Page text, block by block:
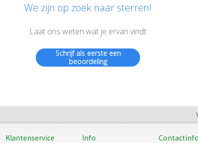
We zijn op zoek naar sterren!
Laat ons weten wat je ervan vindt
Schrijf als eerste een
beoordeling
Klantenservice Info